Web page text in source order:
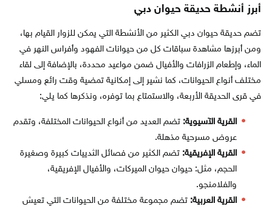
أبرز أنشطة حديقة حيوان دبي
تضم حديقة حيوان دبي الكثير من الأنشطة التي يمكن للزوار القيام بها،
ومن أبرزها مشاهدة سباقات كل من حيوانات الفهود وأفراس النهر في
الماء، وإطعام الزرافات والأفيال ضمن مواعيد محددة، بالإضافة إلى لقاء
مختلف أنواع الحيوانات، كما نشير إلى إمكانية تمضية وقت رائع ومسلي
في قرى الحديقة الأربعة، والاستمتاع بما توفره، ونذكرها كما يلي:
القرية الآسيوية: تضم العديد من أنواع الحيوانات المختلفة، وتقدم
عروض مسرحية مذهلة.
القرية الإفريقية: تضم الكثير من فصائل الثدييات كبيرة وصغيرة
الحجم، مثل: حيوان حيوان الميركات، والأفيال الإفريقية،
والفلامنجو.
القرية العربية: تضم مجموعة مختلفة من الحيوانات التي تعيش